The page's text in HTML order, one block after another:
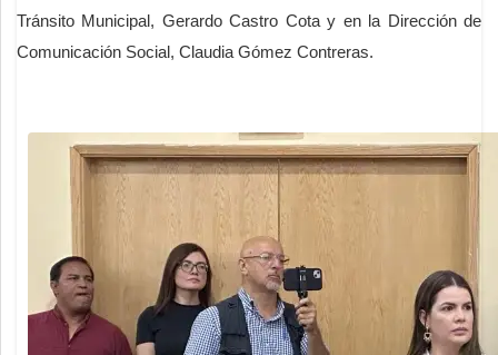
Tránsito Municipal, Gerardo Castro Cota y en la Dirección de
Comunicación Social, Claudia Gómez Contreras.